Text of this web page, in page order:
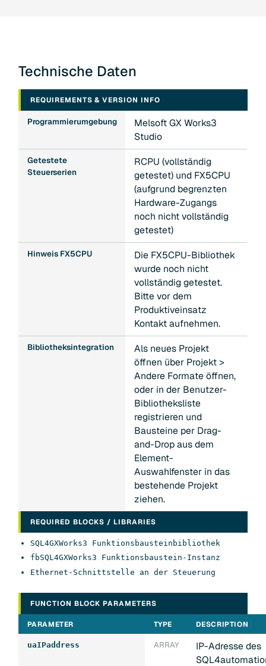
Technische Daten
REQUIREMENTS & VERSION INFO
Programmierumgebung
Melsoft GX Works3
Studio
Getestete
Steuerserien
RCPU (vollständig
getestet) und FX5CPU
(aufgrund begrenzten
Hardware-Zugangs
noch nicht vollständig
getestet)
Hinweis FX5CPU
Die FX5CPU-Bibliothek
wurde noch nicht
vollständig getestet.
Bitte vor dem
Produktiveinsatz
Kontakt aufnehmen.
Bibliotheksintegration
Als neues Projekt
öffnen über Projekt >
Andere Formate öffnen,
oder in der Benutzer-
Bibliotheksliste
registrieren und
Bausteine per Drag-
and-Drop aus dem
Element-
Auswahlfenster in das
bestehende Projekt
ziehen.
REQUIRED BLOCKS / LIBRARIES
SQL4GXWorks3 Funktionsbausteinbibliothek
fbSQL4GXWorks3 Funktionsbaustein-Instanz
Ethernet-Schnittstelle an der Steuerung
FUNCTION BLOCK PARAMETERS
PARAMETER TYPE DESCRIPTION
uaIPaddress ARRAY
IP-Adresse des